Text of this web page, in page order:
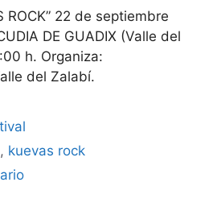
ROCK” 22 de septiembre
DE GUADIX (Valle del
h. Organiza:
del Zalabí.
, kuevas rock